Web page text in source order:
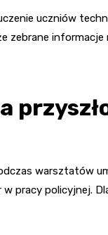
uczniów
zebrane
warsztatów
pracy policyjnej.